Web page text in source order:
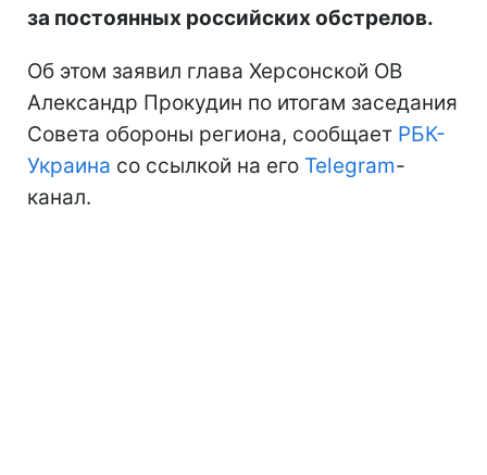
за постоянных российских обстрелов.
Об этом заявил глава Херсонской ОВ
Александр Прокудин по итогам заседания
Совета обороны региона, сообщает РБК-
Украина со ссылкой на его Telegram-
канал.